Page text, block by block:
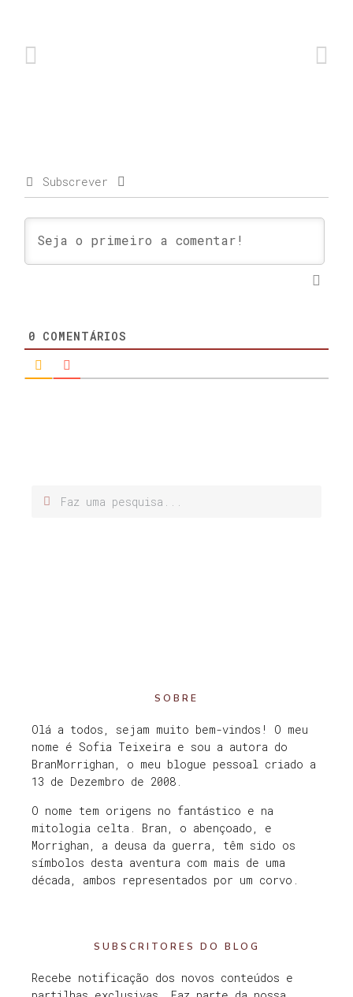
Subscrever
0 COMENTÁRIOS
SOBRE
Olá a todos, sejam muito bem-vindos! O meu
nome é Sofia Teixeira e sou a autora do
BranMorrighan, o meu blogue pessoal criado a
13 de Dezembro de 2008.
O nome tem origens no fantástico e na
mitologia celta. Bran, o abençoado, e
Morrighan, a deusa da guerra, têm sido os
símbolos desta aventura com mais de uma
década, ambos representados por um corvo.
SUBSCRITORES DO BLOG
Recebe notificação dos novos conteúdos e